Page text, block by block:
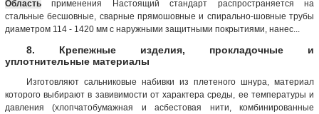
Область применения Настоящий стандарт распространяется на
стальные бесшовные, сварные прямошовные и спирально-шовные трубы
диаметром 114 - 1420 мм с наружными защитными покрытиями, нанес...
8. Крепежные изделия, прокладочные и
уплотнительные материалы
Изготовляют сальниковые набивки из плетеного шнура, материал
которого выбирают в завивимости от характера среды, ее температуры и
давления (хлопчатобумажная и асбестовая нити, комбинированные